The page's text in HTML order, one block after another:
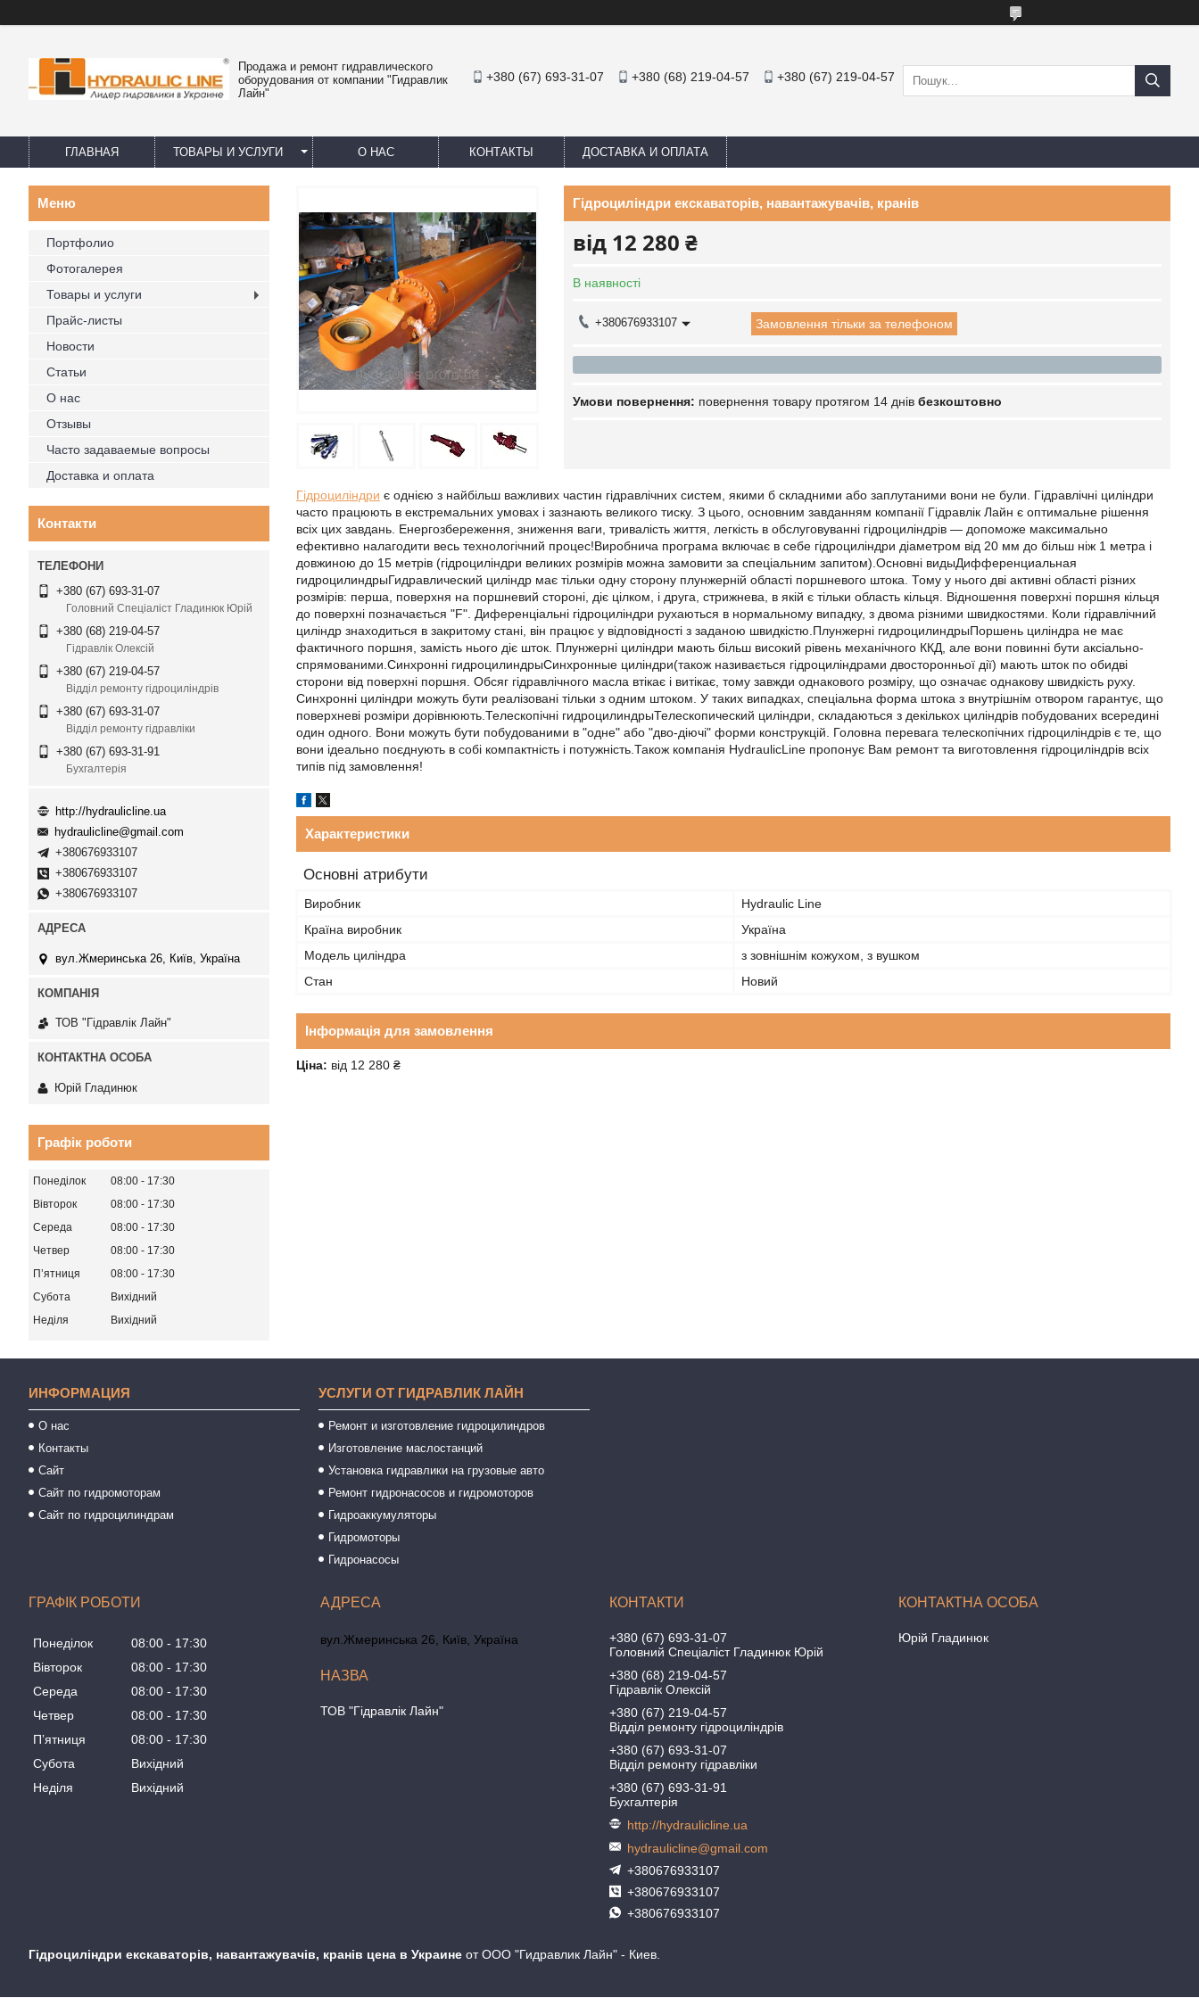
Продажа и ремонт гидравлического
оборудования от компании "Гидравлик
Лайн"
+380 (67) 693-31-07 +380 (68) 219-04-57 +380 (67) 219-04-57
ГЛАВНАЯ ТОВАРЫ И УСЛУГИ О НАС КОНТАКТЫ ДОСТАВКА И ОПЛАТА
Гідроциліндри екскаваторів, навантажувачів, кранів
від 12 280 ₴
В наявності
+380676933107 Замовлення тільки за телефоном
повернення товару протягом 14 днів безкоштовно
Гідроциліндри є однією з найбільш важливих частин гідравлічних систем, якими б складними або заплутаними вони не були. Гідравлічні циліндри
часто працюють в екстремальних умовах і зазнають великого тиску. З цього, основним завданням компанії Гідравлік Лайн є оптимальне рішення
всіх цих завдань. Енергозбереження, зниження ваги, тривалість життя, легкість в обслуговуванні гідроциліндрів ― допоможе максимально
ефективно налагодити весь технологічний процес!Виробнича програма включає в себе гідроциліндри діаметром від 20 мм до більш ніж 1 метра і
довжиною до 15 метрів (гідроциліндри великих розмірів можна замовити за спеціальним запитом).Основні видыДифференциальная
гидроцилиндрыГидравлический циліндр має тільки одну сторону плунжерній області поршневого штока. Тому у нього дві активні області різних
розмірів: перша, поверхня на поршневий стороні, діє цілком, і друга, стрижнева, в якій є тільки область кільця. Відношення поверхні поршня кільця
до поверхні позначається "F". Диференціальні гідроциліндри рухаються в нормальному випадку, з двома різними швидкостями. Коли гідравлічний
циліндр знаходиться в закритому стані, він працює у відповідності з заданою швидкістю.Плунжерні гидроцилиндрыПоршень циліндра не має
фактичного поршня, замість нього діє шток. Плунжерні циліндри мають більш високий рівень механічного ККД, але вони повинні бути аксіально-
спрямованими.Синхронні гидроцилиндрыСинхронные циліндри(також називається гідроциліндрами двосторонньої дії) мають шток по обидві
сторони від поверхні поршня. Обсяг гідравлічного масла втікає і витікає, тому завжди однакового розміру, що означає однакову швидкість руху.
Синхронні циліндри можуть бути реалізовані тільки з одним штоком. У таких випадках, спеціальна форма штока з внутрішнім отвором гарантує, що
поверхневі розміри дорівнюють.Телескопічні гидроцилиндрыТелескопический циліндри, складаються з декількох циліндрів побудованих всередині
один одного. Вони можуть бути побудованими в "одне" або "дво-діючі" форми конструкцій. Головна перевага телескопічних гідроциліндрів є те, що
вони ідеально поєднують в собі компактність і потужність.Також компанія HydraulicLine пропонує Вам ремонт та виготовлення гідроциліндрів всіх
типів під замовлення!
Характеристики
Основні атрибути
Виробник
Hydraulic Line
Країна виробник
Україна
Модель циліндра
з зовнішнім кожухом, з вушком
Стан
Новий
Інформація для замовлення
Ціна: від 12 280 ₴
Портфолио
Фотогалерея
Товары и услуги
Прайс-листы
Новости
Статьи
О нас
Отзывы
Часто задаваемые вопросы
Доставка и оплата
Контакти
+380 (67) 693-31-07
Головний Спеціаліст Гладинюк Юрій
+380 (68) 219-04-57
Гідравлік Олексій
+380 (67) 219-04-57
Відділ ремонту гідроциліндрів
+380 (67) 693-31-07
Відділ ремонту гідравліки
+380 (67) 693-31-91
Бухгалтерія
http://hydraulicline.ua
hydraulicline@gmail.com
+380676933107
+380676933107
+380676933107
вул.Жмеринська 26, Київ, Україна
ТОВ "Гідравлік Лайн"
Юрій Гладинюк
Графік роботи
Понеділок 08:00
17:30
Вівторок
08:00
17:30
Середа
08:00
17:30
Четвер
08:00
17:30
Пʼятниця
08:00
17:30
Субота
Вихідний
Неділя
Вихідний
ИНФОРМАЦИЯ
О нас
Контакты
Сайт
Сайт по гидромоторам
Сайт по гидроцилиндрам
УСЛУГИ ОТ ГИДРАВЛИК ЛАЙН
Ремонт и изготовление гидроцилиндров
Изготовление маслостанций
Установка гидравлики на грузовые авто
Ремонт гидронасосов и гидромоторов
Гидроаккумуляторы
Гидромоторы
Гидронасосы
ГРАФІК РОБОТИ
Понеділок 08:00
17:30
Вівторок
08:00
17:30
Середа
08:00
17:30
Четвер
08:00
17:30
Пʼятниця
08:00
17:30
Субота
Вихідний
Неділя
Вихідний
вул.Жмеринська 26, Київ, Україна
ТОВ "Гідравлік Лайн"
+380 (67) 693-31-07
Головний Спеціаліст Гладинюк Юрій
+380 (68) 219-04-57
Гідравлік Олексій
+380 (67) 219-04-57
Відділ ремонту гідроциліндрів
+380 (67) 693-31-07
Відділ ремонту гідравліки
+380 (67) 693-31-91
Бухгалтерія
http://hydraulicline.ua
hydraulicline@gmail.com
+380676933107
+380676933107
+380676933107
Юрій Гладинюк
Гідроциліндри екскаваторів, навантажувачів, кранів цена в Украине от ООО "Гидравлик Лайн" - Киев.